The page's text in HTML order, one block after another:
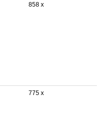
858 x
775 x